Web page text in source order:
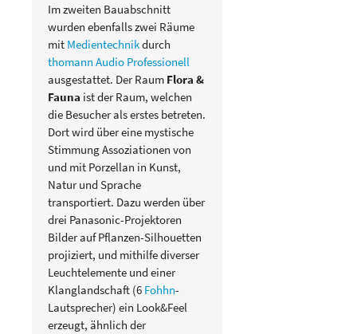
Im zweiten Bauabschnitt
wurden ebenfalls zwei Räume
mit Medientechnikdurch
thomann Audio Professionell
ausgestattet. Der Raum Flora &
Fauna ist der Raum, welchen
die Besucher als erstes betreten.
Dort wird über eine mystische
Stimmung Assoziationen von
und mit Porzellan in Kunst,
Natur und Sprache
transportiert. Dazu werden über
drei Panasonic-Projektoren
Bilder auf Pflanzen-Silhouetten
projiziert, und mithilfe diverser
Leuchtelemente und einer
Klanglandschaft (6 Fohhn-
Lautsprecher) ein Look&Feel
erzeugt, ähnlich der